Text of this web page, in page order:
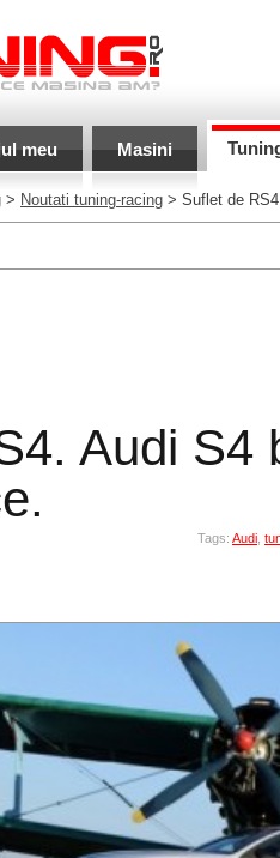
meu Masini
> Noutati tuning-racing > Suflet de
Audi S4
Tags: Audi